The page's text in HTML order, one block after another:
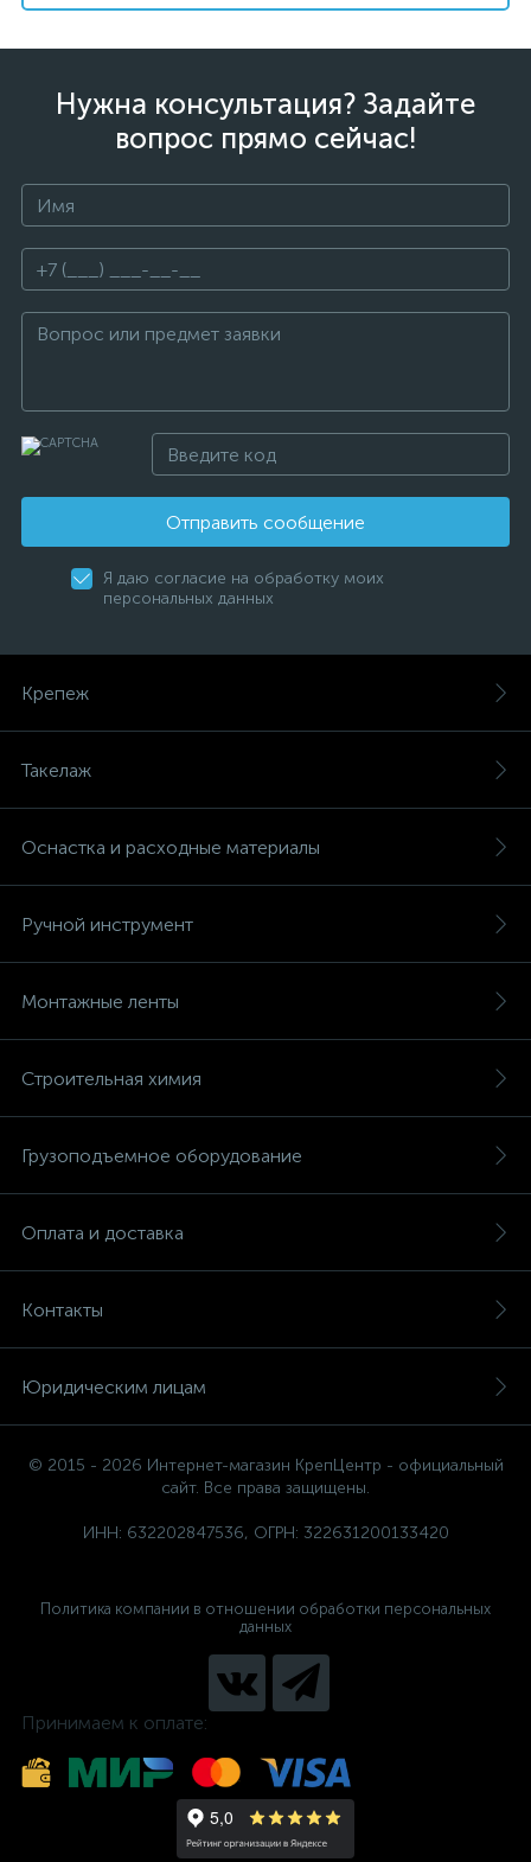
Нужна консультация? Задайте
вопрос прямо сейчас!
Отправить сообщение
Я даю согласие на обработку моих
персональных данных
Крепеж
Такелаж
Оснастка и расходные материалы
Ручной инструмент
Монтажные ленты
Строительная химия
Грузоподъемное оборудование
Оплата и доставка
Контакты
Юридическим лицам
© 2015 - 2026 Интернет-магазин КрепЦентр - официальный
сайт. Все права защищены.
ИНН: 632202847536, ОГРН: 322631200133420
Политика компании в отношении обработки персональных
данных
Принимаем к оплате: